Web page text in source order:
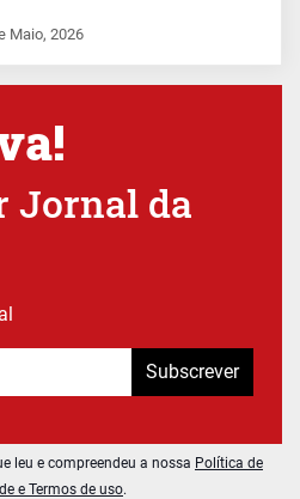
Maio, 2026
Jornal da
Subscrever
leu e compreendeu a nossa Política de
e Termos de uso.